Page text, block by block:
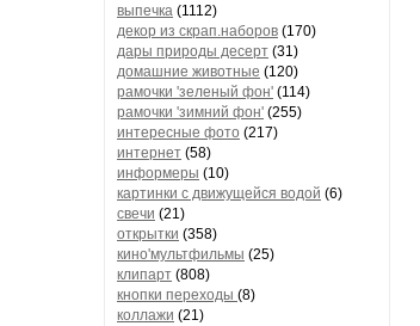
выпечка (1112)
декор из скрап.наборов (170)
дары природы десерт (31)
домашние животные (120)
рамочки 'зеленый фон' (114)
рамочки 'зимний фон' (255)
интересные фото (217)
интернет (58)
информеры (10)
картинки с движущейся водой (6)
свечи (21)
открытки (358)
кино'мультфильмы (25)
клипарт (808)
кнопки переходы (8)
коллажи (21)